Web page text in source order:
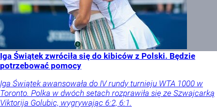
Iga Świątek zwróciła się do kibiców z Polski. Będzie
potrzebować pomocy
Iga Świątek awansowała do IV rundy turnieju WTA 1000 w
Toronto. Polka w dwóch setach rozprawiła się ze Szwajcarką
Viktorija Golubic, wygrywając 6:2, 6:1.